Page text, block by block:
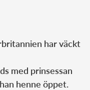
har väckt
med prinsessan
henne öppet.